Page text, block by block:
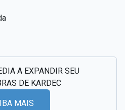
A EXPANDIR SEU
DE KARDEC
MAIS